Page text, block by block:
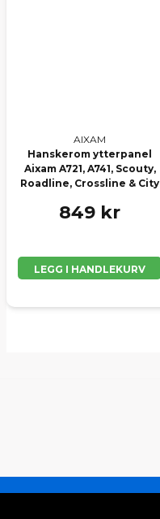
AIXAM
Hanskerom ytterpanel
Aixam A721, A741, Scouty,
Roadline, Crossline & City
849 kr
LEGG I HANDLEKURV